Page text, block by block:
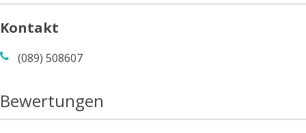
Kontakt
(089) 508607
Bewertungen